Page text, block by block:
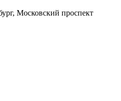
Московский проспект